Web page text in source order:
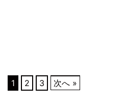
1 2 3 次へ »